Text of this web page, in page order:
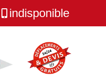
indisponible